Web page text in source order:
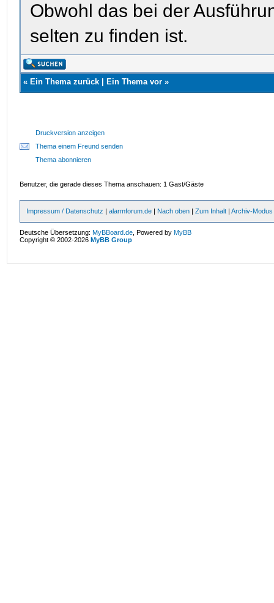
Obwohl das bei der
selten zu finden ist.
« Ein Thema zurück Ein Thema vor »
Druckversion anzeigen
Thema einem Freund senden
Thema abonnieren
Benutzer, die gerade dieses Thema anschauen: 1 Gast/Gäste
Impressum / Datenschutz |alarmforum.de | Nach oben |Zum Inhalt |Archiv-Modus
Deutsche Übersetzung:MyBBoard.de , Powered byMyBB
Copyright © 2002-2026MyBB Group